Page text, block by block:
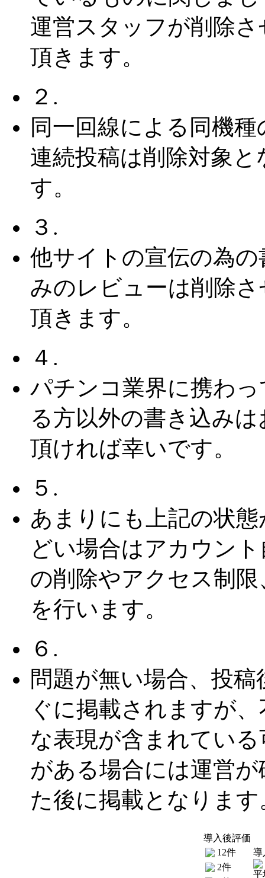
運営スタッフが削除さ
頂きます。
２.
同一回線による同機種
連続投稿は削除対象と
す。
３.
他サイトの宣伝の為の
みのレビューは削除さ
頂きます。
４.
パチンコ業界に携わっ
る方以外の書き込みは
頂ければ幸いです。
５.
あまりにも上記の状態
どい場合はアカウント
の削除やアクセス制限
を行います。
６.
問題が無い場合、投稿
ぐに掲載されますが
な表現が含まれている
がある場合には運営が
た後に掲載となります
導入後評価
12件
2件
導
平